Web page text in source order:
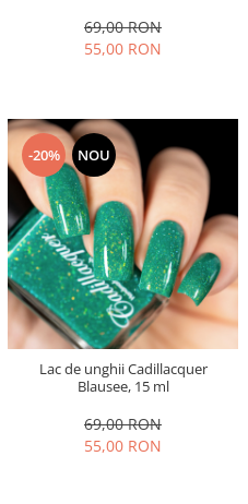
69,00 RON
55,00 RON
-20% NOU
Lac de unghii Cadillacquer
Blausee, 15 ml
69,00 RON
55,00 RON